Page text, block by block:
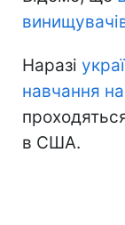
Наразі
навчання
в США.